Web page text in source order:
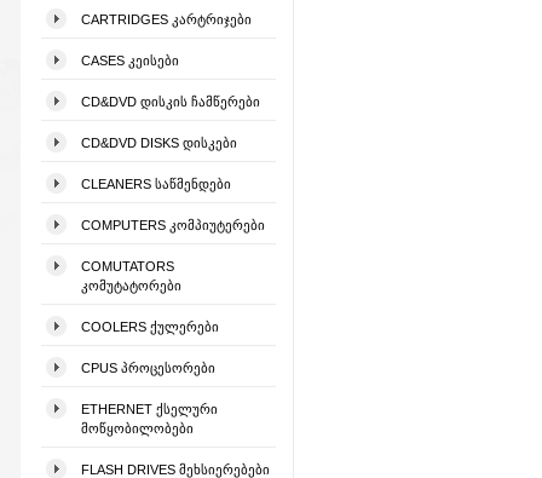
CARTRIDGES ᲙᲐᲠᲢᲠᲘᲯᲔᲑᲘ
CASES ᲙᲔᲘᲡᲔᲑᲘ
CD&DVD ᲓᲘᲡᲙᲘᲡ ᲩᲐᲛᲬᲔᲠᲔᲑᲘ
CD&DVD DISKS ᲓᲘᲡᲙᲔᲑᲘ
CLEANERS ᲡᲐᲬᲛᲔᲜᲓᲔᲑᲘ
COMPUTERS ᲙᲝᲛᲞᲘᲣᲢᲔᲠᲔᲑᲘ
COMUTATORS
ᲙᲝᲛᲣᲢᲐᲢᲝᲠᲔᲑᲘ
COOLERS ᲥᲣᲚᲔᲠᲔᲑᲘ
CPUS ᲞᲠᲝᲪᲔᲡᲝᲠᲔᲑᲘ
ETHERNET ᲥᲡᲔᲚᲣᲠᲘ
ᲛᲝᲬᲧᲝᲑᲘᲚᲝᲑᲔᲑᲘ
FLASH DRIVES ᲛᲔᲮᲡᲘᲔᲠᲔᲑᲔᲑᲘ